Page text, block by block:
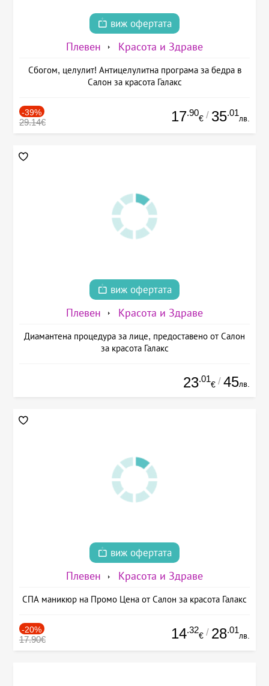
виж офертата
Плевен Красота и Здраве
Сбогом, целулит! Антицелулитна програма за бедра в
Салон за красота Галакс
-39%
29.14€ 17.90
€ / 35.01
лв.
виж офертата
Плевен Красота и Здраве
Диамантена процедура за лице, предоставено от Салон
за красота Галакс
23.01
€ / 45лв.
виж офертата
Плевен Красота и Здраве
СПА маникюр на Промо Цена от Салон за красота Галакс
-20%
17.90€ 14.32
€ / 28.01
лв.